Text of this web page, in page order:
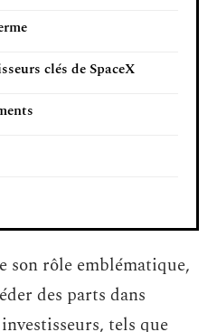
clés de SpaceX
son rôle emblématique,
des parts dans
tels que